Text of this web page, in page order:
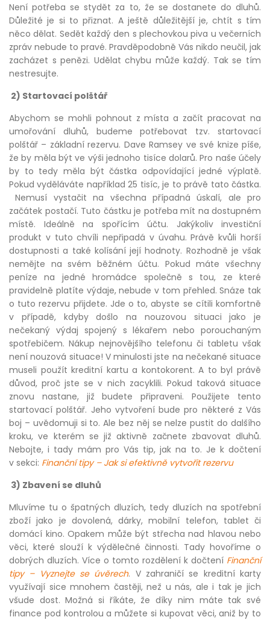
Není potřeba se stydět za to, že se dostanete do dluhů.
Důležité je si to přiznat. A ještě důležitější je, chtít s tím
něco dělat. Sedět každý den s plechovkou piva u večerních
zpráv nebude to pravé. Pravděpodobně Vás nikdo neučil, jak
zacházet s penězi. Udělat chybu může každý. Tak se tím
nestresujte.
2) Startovací polštář
Abychom se mohli pohnout z místa a začít pracovat na
umořování dluhů, budeme potřebovat tzv. startovací
polštář – základní rezervu. Dave Ramsey ve své knize píše,
že by měla být ve výši jednoho tisíce dolarů. Pro naše účely
by to tedy měla být částka odpovídající jedné výplatě.
Pokud vyděláváte například 25 tisíc, je to právě tato částka.
Nemusí vystačit na všechna případná úskalí, ale pro
začátek postačí. Tuto částku je potřeba mít na dostupném
místě. Ideálně na spořícím účtu. Jakýkoliv investiční
produkt v tuto chvíli nepřipadá v úvahu. Právě kvůli horší
dostupnosti a také kolísání její hodnoty. Rozhodně je však
nemějte na svém běžném účtu. Pokud máte všechny
peníze na jedné hromádce společně s tou, ze které
pravidelně platíte výdaje, nebude v tom přehled. Snáze tak
o tuto rezervu přijdete. Jde o to, abyste se cítili komfortně
v případě, kdyby došlo na nouzovou situaci jako je
nečekaný výdaj spojený s lékařem nebo porouchaným
spotřebičem. Nákup nejnovějšího telefonu či tabletu však
není nouzová situace! V minulosti jste na nečekané situace
museli použít kreditní kartu a kontokorent. A to byl právě
důvod, proč jste se v nich zacyklili. Pokud taková situace
znovu nastane, již budete připraveni. Použijete tento
startovací polštář. Jeho vytvoření bude pro některé z Vás
boj – uvědomuji si to. Ale bez něj se nelze pustit do dalšího
kroku, ve kterém se již aktivně začnete zbavovat dluhů.
Nebojte, i tady mám pro Vás tip, jak na to. Je k dočtení
v sekci: Finanční tipy – Jak si efektivně vytvořit rezervu
3) Zbavení se dluhů
Mluvíme tu o špatných dluzích, tedy dluzích na spotřební
zboží jako je dovolená, dárky, mobilní telefon, tablet či
domácí kino. Opakem může být střecha nad hlavou nebo
věci, které slouží k výdělečné činnosti. Tady hovoříme o
dobrých dluzích. Více o tomto rozdělení k dočtení Finanční
tipy – Vyznejte se úvěrech. V zahraničí se kreditní karty
využívají sice mnohem častěji, než u nás, ale i tak je jich
všude dost. Možná si říkáte, že díky nim máte tak své
finance pod kontrolou a můžete si kupovat věci, aniž by to